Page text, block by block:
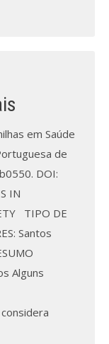
em Saúde
de
DOI:
IN
TIPO DE
Santos
Alguns